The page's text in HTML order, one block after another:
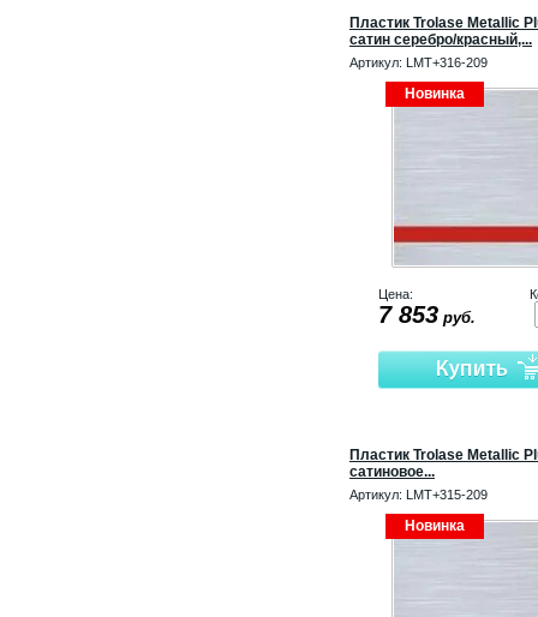
Пластик Trolase Metallic
сатин серебро/красный,...
Артикул: LMT+316-209
Новинка
Цена:
7 853 руб.
Пластик Trolase Metallic
сатиновое...
Артикул: LMT+315-209
Новинка